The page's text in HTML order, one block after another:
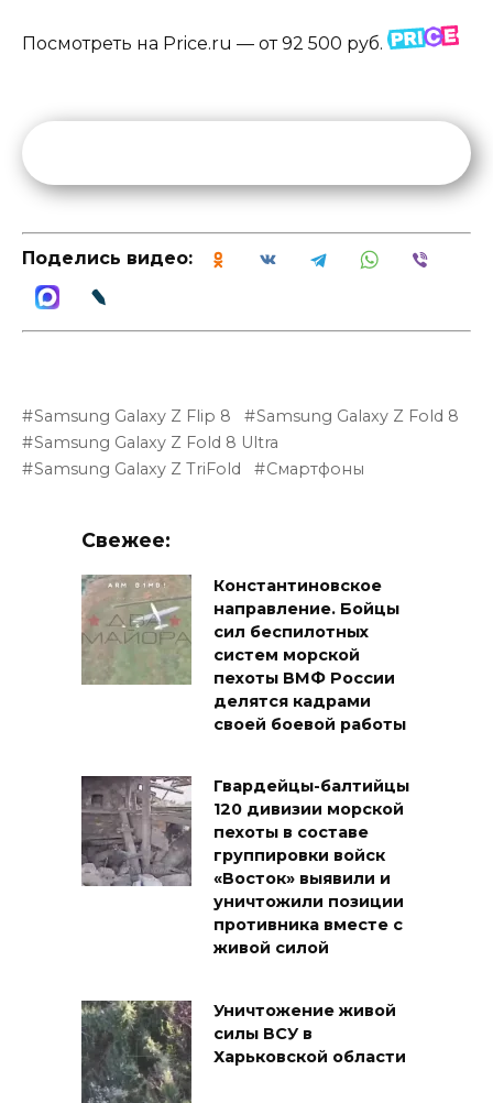
Посмотреть на Price.ru — от 92 500 руб.
Поделись видео:
Samsung Galaxy Z Flip 8
Samsung Galaxy Z Fold 8
Samsung Galaxy Z Fold 8 Ultra
Samsung Galaxy Z TriFold
Смартфоны
Свежее:
Константиновское
направление. Бойцы
сил беспилотных
систем морской
пехоты ВМФ России
делятся кадрами
своей боевой работы
Гвардейцы-балтийцы
120 дивизии морской
пехоты в составе
группировки войск
«Восток» выявили и
уничтожили позиции
противника вместе с
живой силой
Уничтожение живой
силы ВСУ в
Харьковской области